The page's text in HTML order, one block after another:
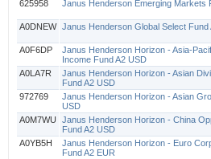
625958 Janus Henderson Emerging Markets
A0DNEW Janus Henderson Global Select Fund
A0F6DP
Janus Henderson Horizon - Asia-
Income Fund A2 USD
A0LA7R
Janus Henderson Horizon - Asian
Fund A2 USD
972769
Janus Henderson Horizon - Asian
USD
A0M7WU
Janus Henderson Horizon - China
Fund A2 USD
A0YB5H
Janus Henderson Horizon - Euro
Fund A2 EUR